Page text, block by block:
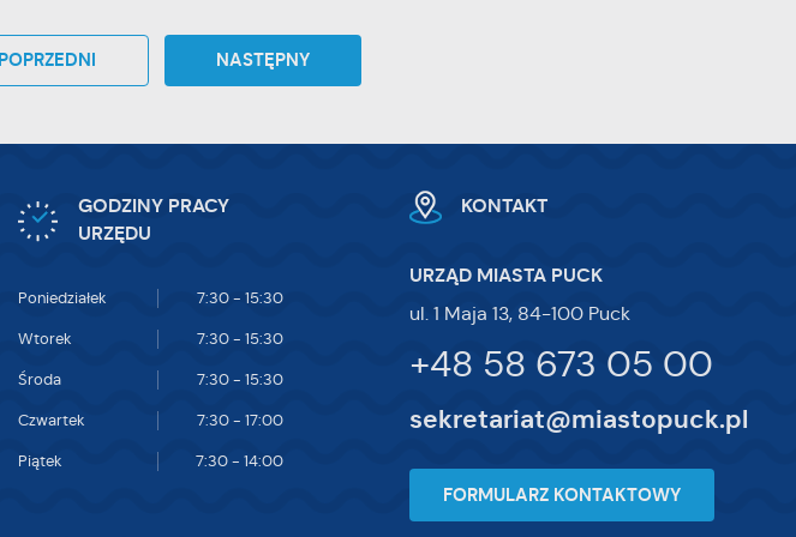
POPRZEDNI NASTĘPNY
GODZINY PRACY
URZĘDU
Poniedziałek 7:30 - 15:30
Wtorek 7:30 - 15:30
Środa 7:30 - 15:30
Czwartek 7:30 - 17:00
Piątek 7:30 - 14:00
KONTAKT
URZĄD MIASTA PUCK
ul. 1 Maja 13, 84-100 Puck
+48 58 673 05 00
sekretariat@miastopuck.pl
FORMULARZ KONTAKTOWY